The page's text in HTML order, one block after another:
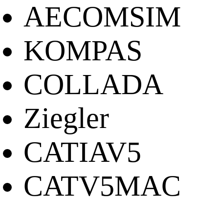
AECOMSIM
KOMPAS
COLLADA
Ziegler
CATIAV5
CATV5MAC